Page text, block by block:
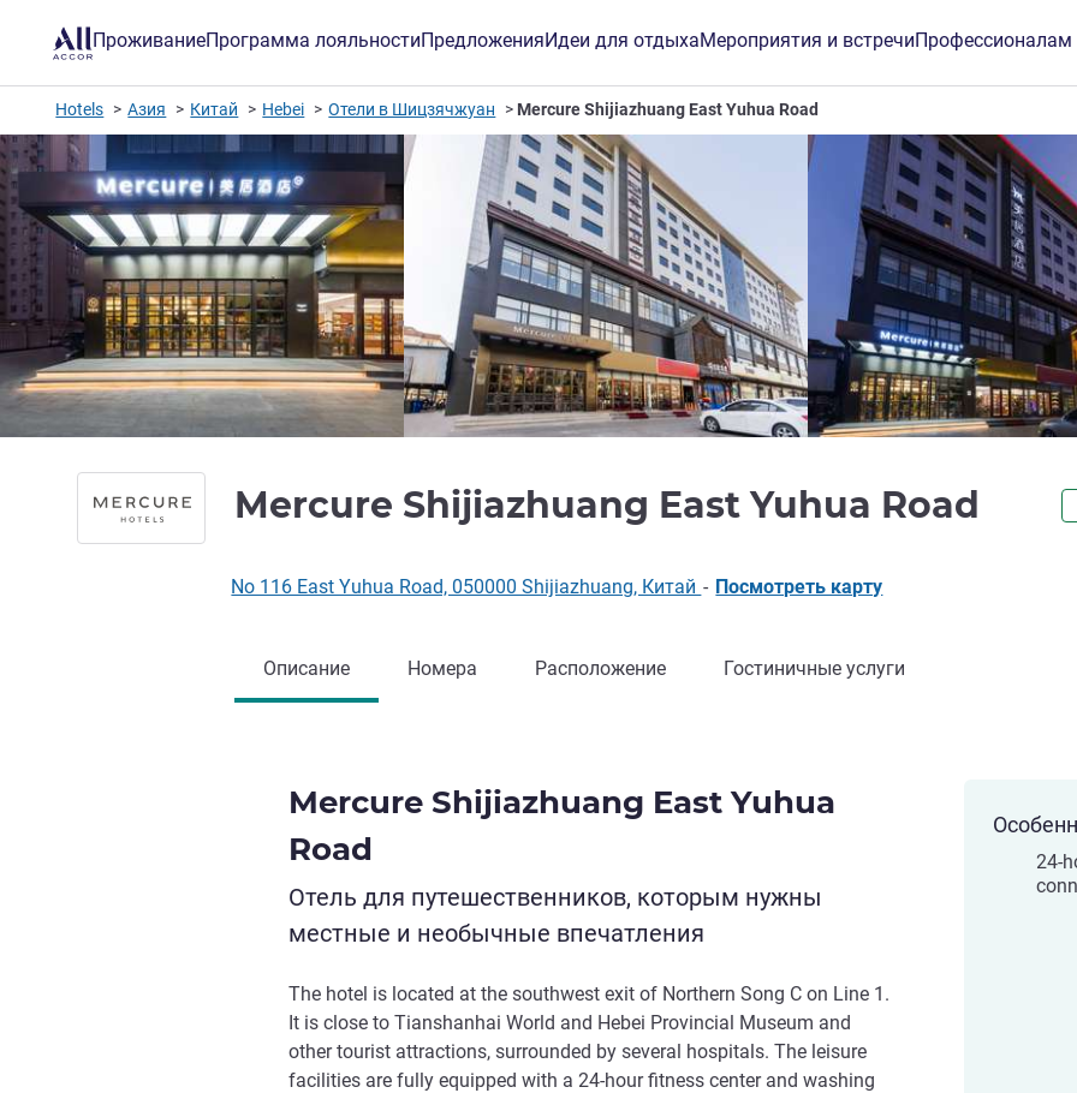
ПроживаниеПрограмма лояльностиПредложенияИдеи для отдыхаМероприятия и встречиПрофессионалам
Hotels Азия Китай Hebei Отели в Шицзячжуан Mercure Shijiazhuang East Yuhua Road
Mercure Shijiazhuang East Yuhua Road 4
No 116 East Yuhua Road, 050000 Shijiazhuang, Китай - Посмотреть карту
Описание Номера Расположение Гостиничные услуги
Mercure Shijiazhuang East Yuhua
Road
Отель для путешественников, которым нужны
местные и необычные впечатления
The hotel is located at the southwest exit of Northern Song C on Line 1.
It is close to Tianshanhai World and Hebei Provincial Museum and
other tourist attractions, surrounded by several hospitals. The leisure
facilities are fully equipped with a 24-hour fitness center and washing
24-